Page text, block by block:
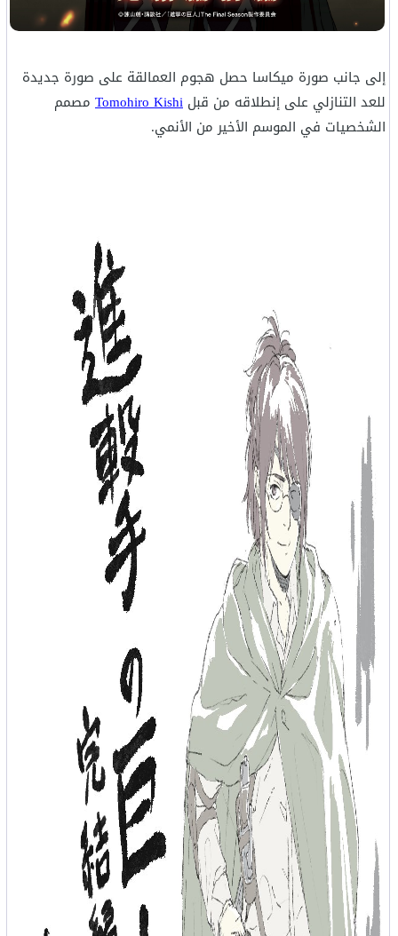
إلى جانب صورة ميكاسا حصل هجوم العمالقة على صورة جديدة
للعد التنازلي على إنطلاقه من قبل Tomohiro Kishi مصمم
الشخصيات في الموسم الأخير من الأنمي.